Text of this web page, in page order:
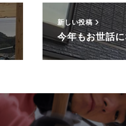
新しい投稿
今年もお世話